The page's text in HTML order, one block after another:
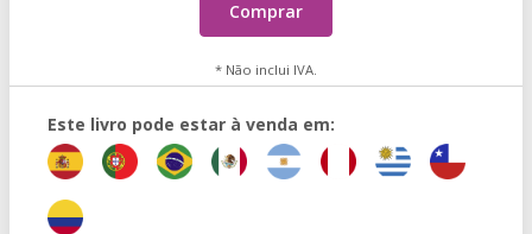
Comprar
* Não inclui IVA.
Este livro pode estar à venda em: